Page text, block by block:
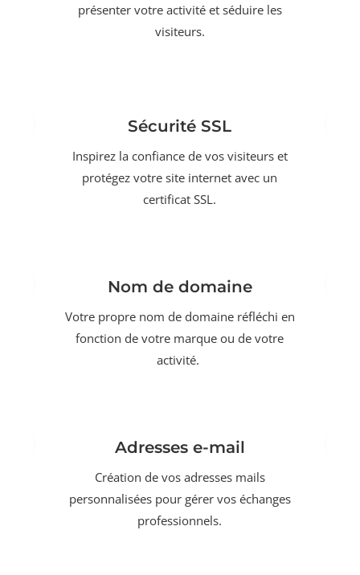
présenter votre activité et séduire les
visiteurs.
Sécurité SSL
Inspirez la confiance de vos visiteurs et
protégez votre site internet avec un
certificat SSL.
Nom de domaine
Votre propre nom de domaine réfléchi en
fonction de votre marque ou de votre
activité.
Adresses e-mail
Création de vos adresses mails
personnalisées pour gérer vos échanges
professionnels.